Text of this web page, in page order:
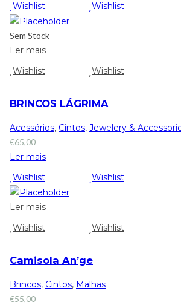
Wishlist
Wishlist
Sem Stock
Ler mais
Wishlist
Wishlist
BRINCOS LÁGRIMA
Acessórios, Cintos, Jewelery &
€65,00
Ler mais
Wishlist
Wishlist
Ler mais
Wishlist
Wishlist
Camisola An’ge
Brincos, Cintos, Malhas
€55,00